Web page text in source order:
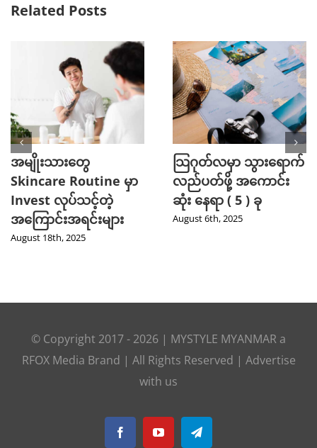
Related Posts
အမျိုးသားတွေ
Skincare Routine မှာ
Invest လုပ်သင့်တဲ့
အကြောင်းအရင်းများ
August 18th, 2025
သြဂုတ်လမှာ သွားရောက်
လည်ပတ်ဖို့ အကောင်း
ဆုံး နေရာ ( 5 ) ခု
August 6th, 2025
© Copyright 2017 - 2026 | MYSTYLE MYANMAR a
RFOX Media Brand | All Rights Reserved | Advertise
with us
FacebookYouTubeTelegram